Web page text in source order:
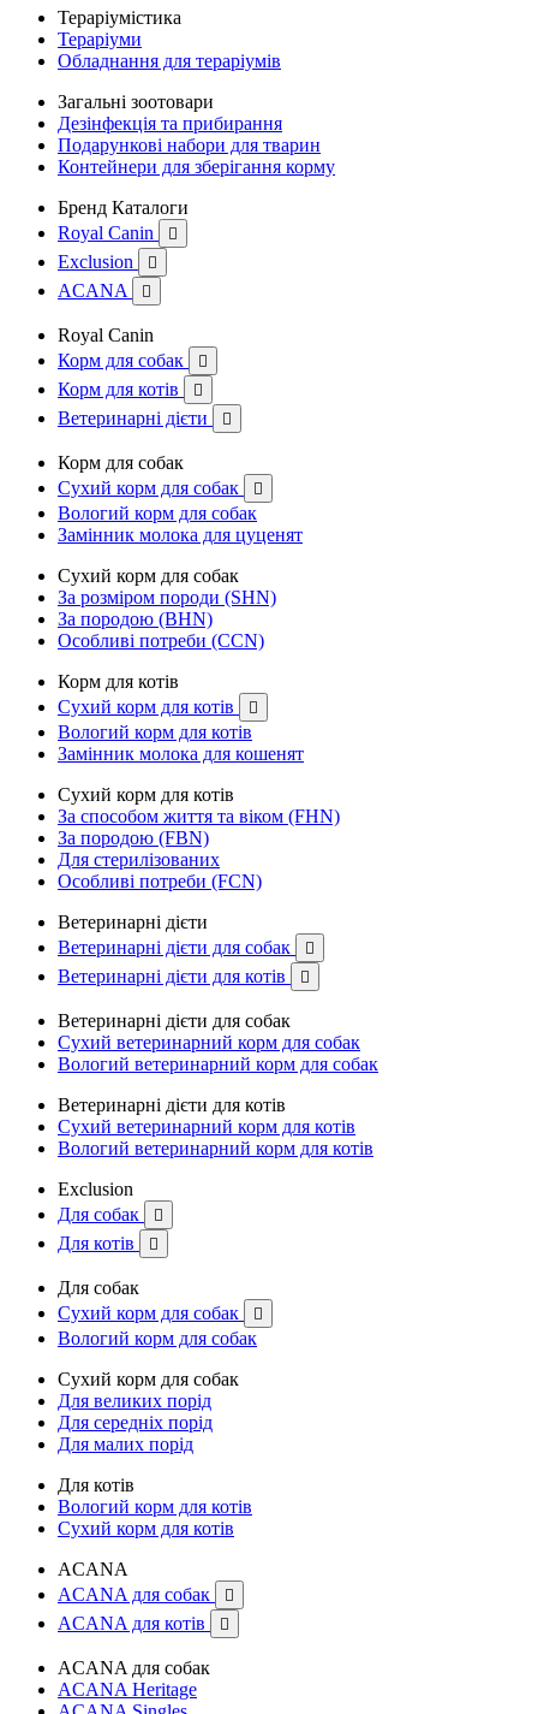
Тераріумістика
Тераріуми
Обладнання для тераріумів
Загальні зоотовари
Дезінфекція та прибирання
Подарункові набори для тварин
Контейнери для зберігання корму
Бренд Каталоги
Royal Canin

Exclusion 
ACANA 
Royal Canin
Корм для собак

Корм для котів 
Ветеринарні дієти 
Корм для собак
Сухий корм для собак

Вологий корм для собак
Замінник молока для цуценят
Сухий корм для собак
За розміром породи (SHN)
За породою (BHN)
Особливі потреби (CCN)
Корм для котів
Сухий корм для котів

Вологий корм для котів
Замінник молока для кошенят
Сухий корм для котів
За способом життя та віком (FHN)
За породою (FBN)
Для стерилізованих
Особливі потреби (FCN)
Ветеринарні дієти
Ветеринарні дієти для собак

Ветеринарні дієти для котів 
Ветеринарні дієти для собак
Сухий ветеринарний корм для собак
Вологий ветеринарний корм для собак
Ветеринарні дієти для котів
Сухий ветеринарний корм для котів
Вологий ветеринарний корм для котів
Exclusion
Для собак

Для котів 
Для собак
Сухий корм для собак

Вологий корм для собак
Сухий корм для собак
Для великих порід
Для середніх порід
Для малих порід
Для котів
Вологий корм для котів
Сухий корм для котів
ACANA
ACANA для собак

ACANA для котів 
ACANA для собак
ACANA Heritage